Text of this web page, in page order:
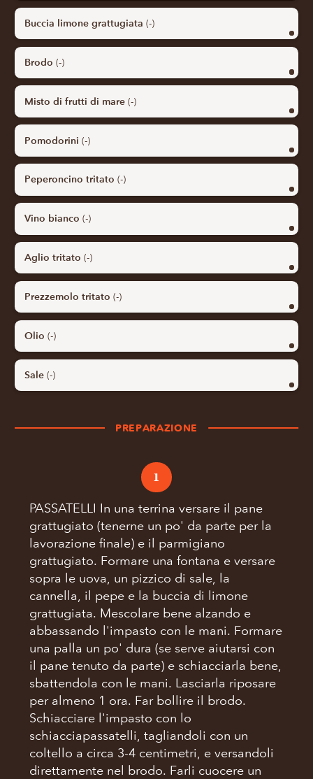
Buccia limone grattugiata (-)
Brodo (-)
Misto di frutti di mare (-)
Pomodorini (-)
Peperoncino tritato (-)
Vino bianco (-)
Aglio tritato (-)
Prezzemolo tritato (-)
Olio (-)
Sale (-)
PREPARAZIONE
1
PASSATELLI In una terrina versare il pane
grattugiato (tenerne un po' da parte per la
lavorazione finale) e il parmigiano
grattugiato. Formare una fontana e versare
sopra le uova, un pizzico di sale, la
cannella, il pepe e la buccia di limone
grattugiata. Mescolare bene alzando e
abbassando l'impasto con le mani. Formare
una palla un po' dura (se serve aiutarsi con
il pane tenuto da parte) e schiacciarla bene,
sbattendola con le mani. Lasciarla riposare
per almeno 1 ora. Far bollire il brodo.
Schiacciare l'impasto con lo
schiacciapassatelli, tagliandoli con un
coltello a circa 3-4 centimetri, e versandoli
direttamente nel brodo. Farli cuocere un